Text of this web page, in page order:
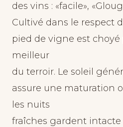
des vins : «facile»,
Cultivé dans le respect
pied de vigne est choyé
meilleur
du terroir. Le soleil
assure une maturation
les nuits
fraîches gardent intacte